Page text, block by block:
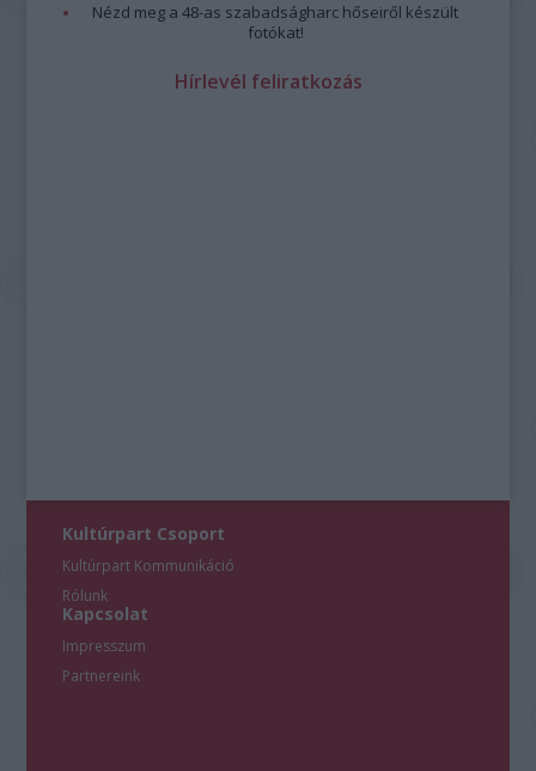
Nézd meg a 48-as szabadságharc hőseiről készült
fotókat!
Hírlevél feliratkozás
Kultúrpart Csoport
Kultúrpart Kommunikáció
Rólunk
Kapcsolat
Impresszum
Partnereink